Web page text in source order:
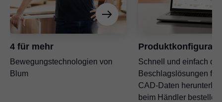
4 für mehr
Bewegungstechnologien von
Blum
Schnell und einfach
Beschlagslösungen
CAD-Daten
beim Händler bestellen.